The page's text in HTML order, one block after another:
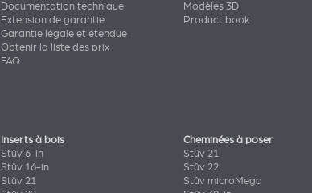
Documentation technique
Extension de garantie
Garantie légale et étendue
Obtenir la liste des prix
FAQ
Modèles 3D
Product book
Inserts à bois
Stûv 6-in
Stûv 16-in
Stûv 21
Cheminées à poser
Stûv 21
Stûv 22
Stûv microMega